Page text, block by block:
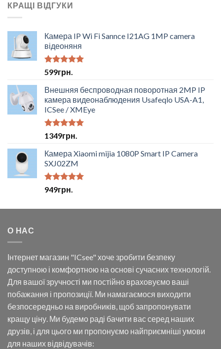
КРАЩІ ВІДГУКИ
Камера IP Wi Fi Sannce I21AG 1MP camera
відеоняня
Оцінено в
з 5
599грн.
Внешняя беспроводная поворотная 2MP IP
камера видеонаблюдения Usafeqlo USA-A1,
ICSee / XMEye
Оцінено в
з 5
1349грн.
Камера Xiaomi mijia 1080P Smart IP Camera
SXJ02ZM
Оцінено в
з 5
949грн.
О НАС
Інтернет магазин "ICsee" хоче зробити безпеку
доступною і комфортною на основі сучасних технологій.
Для вашої зручності ми постійно враховуємо ваші
побажання і пропозиції. Ми намагаємося виходити
безпосередньо на виробників, щоб запропонувати
кращу ціну. Ми будемо раді бачити вас серед наших
друзів, і для цього ми пропонуємо найприємніші умови
для наших відвідувачів: